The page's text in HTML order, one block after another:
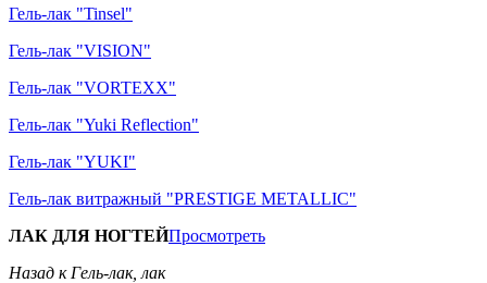
Гель-лак "Tinsel"
Гель-лак "VISION"
Гель-лак "VORTEXX"
Гель-лак "Yuki Reflection"
Гель-лак "YUKI"
Гель-лак витражный "PRESTIGE METALLIC"
ЛАК ДЛЯ НОГТЕЙПросмотреть
Назад к Гель-лак, лак